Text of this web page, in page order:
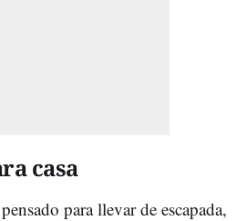
casa
para llevar de escapada,